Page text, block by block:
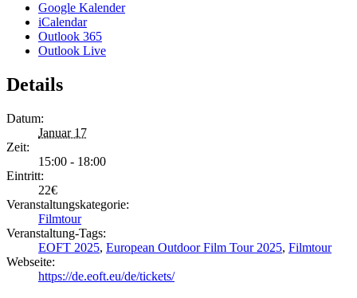
Google Kalender
iCalendar
Outlook 365
Outlook Live
Details
Datum:
Januar 17
Zeit:
15:00 - 18:00
Eintritt:
22€
Veranstaltungskategorie:
Filmtour
Veranstaltung-Tags:
EOFT 2025, European Outdoor Film Tour 2025, Filmtour
Webseite:
https://de.eoft.eu/de/tickets/